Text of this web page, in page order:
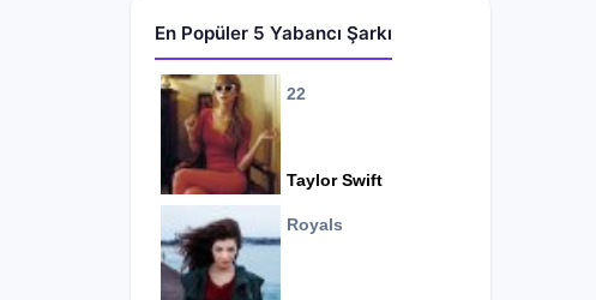
En Popüler 5 Yabancı Şarkı
22
Taylor Swift
Royals